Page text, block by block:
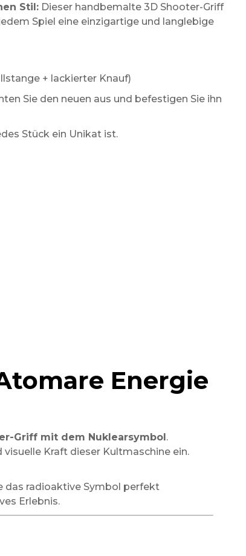
Stil:Dieser handbemalte 3D Shooter-Griff
Spiel eine einzigartige und langlebige
+ lackierter Knauf)
Sie den neuen aus und befestigen Sie ihn
Stück ein Unikat ist.
Energie
Griff mit dem Nuklearsymbol.
Kraft dieser Kultmaschine ein.
das radioaktive Symbol perfekt
Erlebnis.